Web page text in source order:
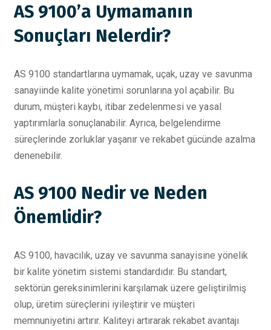
AS 9100’a Uymamanın
Sonuçları Nelerdir?
AS 9100 standartlarına uymamak, uçak, uzay ve savunma
sanayiinde kalite yönetimi sorunlarına yol açabilir. Bu
durum, müşteri kaybı, itibar zedelenmesi ve yasal
yaptırımlarla sonuçlanabilir. Ayrıca, belgelendirme
süreçlerinde zorluklar yaşanır ve rekabet gücünde azalma
denenebilir.
AS 9100 Nedir ve Neden
Önemlidir?
AS 9100, havacılık, uzay ve savunma sanayisine yönelik
bir kalite yönetim sistemi standardıdır. Bu standart,
sektörün gereksinimlerini karşılamak üzere geliştirilmiş
olup, üretim süreçlerini iyileştirir ve müşteri
memnuniyetini artırır. Kaliteyi artırarak rekabet avantajı